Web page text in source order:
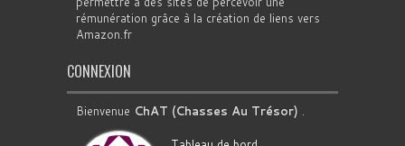
rémunération grâce à la création de liens vers
Amazon.fr
CONNEXION
Bienvenue ChAT (Chasses Au Trésor) .